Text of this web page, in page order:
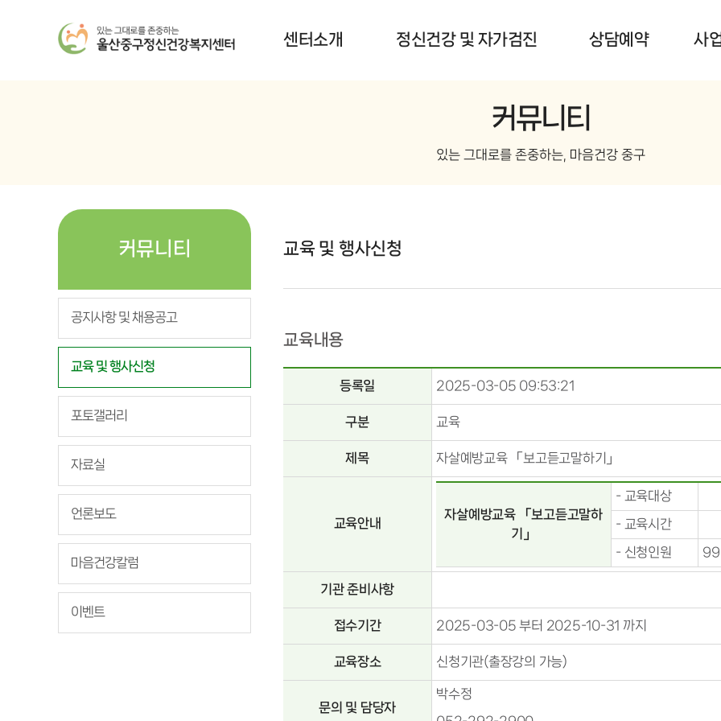
센터소개 정신건강 및 자가검진 상담예약 사
커뮤니티
있는 그대로를 존중하는, 마음건강 중구
커뮤니티
공지사항 및 채용공고
교육 및 행사신청
포토갤러리
자료실
언론보도
마음건강칼럼
이벤트
교육 및 행사신청
교육내용
등록일 2025-03-05 09:53:21
구분 교육
제목 자살예방교육 「보고듣고말하기」
교육안내
자살예방교육 「보고듣고말하
기」
- 교육대상
- 교육시간
- 신청인원
기관 준비사항
접수기간 2025-03-05 부터 2025-10-31 까지
교육장소 신청기관(출장강의 가능)
문의 및 담당자
박수정